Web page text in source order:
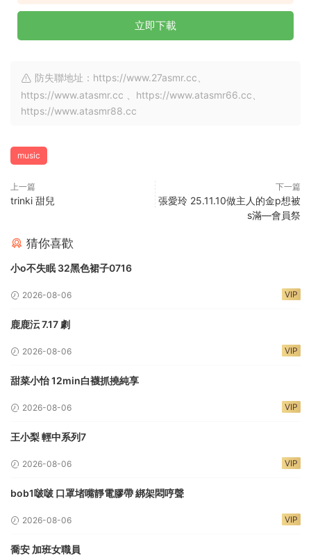
立即下載
防失聯地址：https://www.27asmr.cc、
https://www.atasmr.cc 、https://www.atasmr66.cc、
https://www.atasmr88.cc
music
上一篇
trinki 甜兒
下一篇
張愛玲 25.11.10做主人的金p想被
s滿—會員祭
猜你喜歡
小o不失眠 32黑色裙子0716
2026-08-06 VIP
鹿鹿沄 7.17 劇
2026-08-06 VIP
甜菜小怡 12min白襪抓撓純享
2026-08-06 VIP
王小梨 輕中系列7
2026-08-06 VIP
bob1啵啵 口罩堵嘴靜電膠帶 綁架悶哼聲
2026-08-06 VIP
喬安 加班女職員